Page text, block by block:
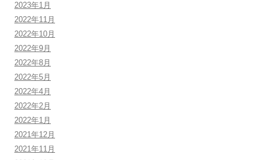
2023年1月
2022年11月
2022年10月
2022年9月
2022年8月
2022年5月
2022年4月
2022年2月
2022年1月
2021年12月
2021年11月